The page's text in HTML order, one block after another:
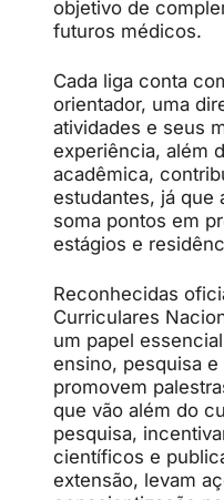
objetivo de
futuros médicos.
Cada liga conta
orientador, uma
atividades e seus
experiência, além
acadêmica,
estudantes, já que
soma pontos em
estágios e
Reconhecidas
Curriculares
um papel
ensino, pesquisa
promovem
que vão além do
pesquisa,
científicos e
extensão, levam